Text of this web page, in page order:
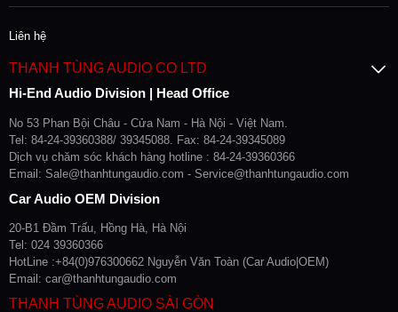
Liên hệ
THANH TÙNG AUDIO CO LTD
Hi-End Audio Division | Head Office
No 53 Phan Bội Châu - Cửa Nam - Hà Nội - Việt Nam.
Tel: 84-24-39360388/ 39345088. Fax: 84-24-39345089
Dịch vụ chăm sóc khách hàng hotline : 84-24-39360366
Email: Sale@thanhtungaudio.com - Service@thanhtungaudio.com
Car Audio OEM Division
20-B1 Đầm Trấu, Hồng Hà, Hà Nội
Tel: 024 39360366
HotLine :+84(0)976300662 Nguyễn Văn Toàn (Car Audio|OEM)
Email: car@thanhtungaudio.com
THANH TÙNG AUDIO SÀI GÒN